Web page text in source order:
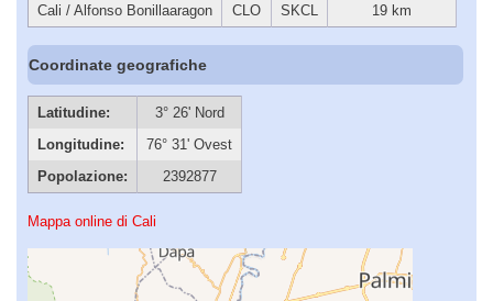
Cali / Alfonso Bonillaaragon
CLO SKCL 19 km
Coordinate geografiche
Latitudine:
3° 26' Nord
Longitudine:
76° 31' Ovest
Popolazione:
2392877
Mappa online di Cali